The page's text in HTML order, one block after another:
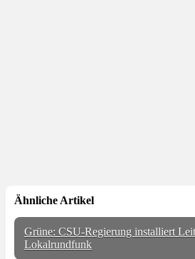
Ähnliche Artikel
Grüne: CSU-Regierung installiert
Lokalrundfunk